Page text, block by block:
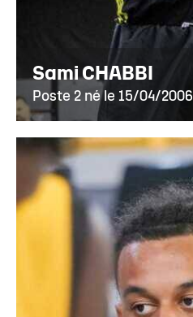
Sami CHABBI
Poste 2 né le 15/04/2006